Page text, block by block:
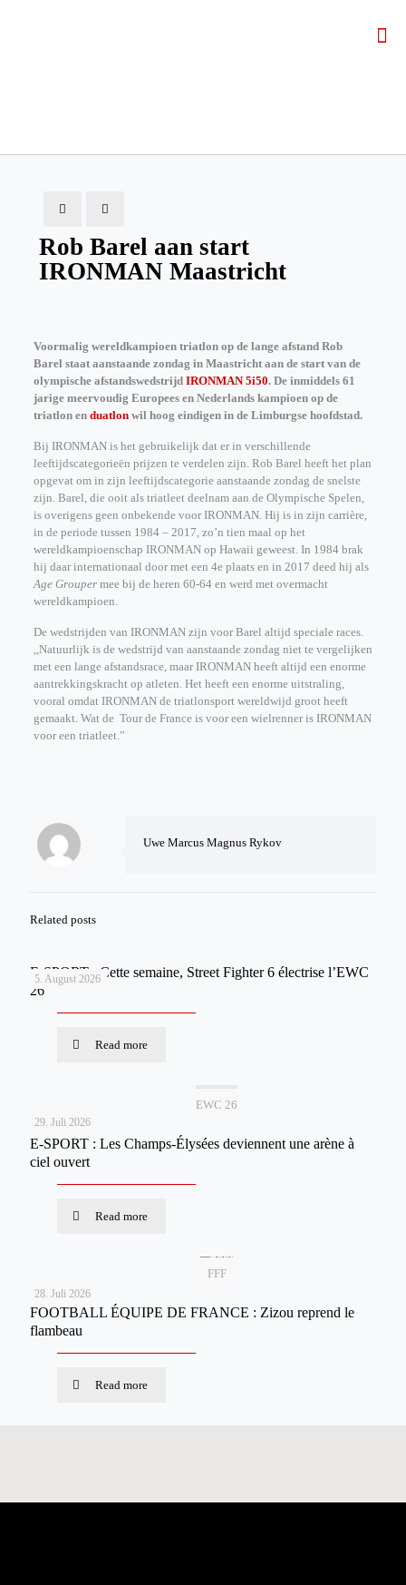
Rob Barel aan start
IRONMAN Maastricht
Voormalig wereldkampioen triatlon op de lange afstand Rob
Barel staat aanstaande zondag in Maastricht aan de start van de
olympische afstandswedstrijd IRONMAN 5i50. De inmiddels 61
jarige meervoudig Europees en Nederlands kampioen op de
triatlon en duatlonwil hoog eindigen in de Limburgse hoofdstad.
Bij IRONMAN is het gebruikelijk dat er in verschillende
leeftijdscategorieën prijzen te verdelen zijn. Rob Barel heeft het plan
opgevat om in zijn leeftijdscategorie aanstaande zondag de snelste
zijn. Barel, die ooit als triatleet deelnam aan de Olympische Spelen,
is overigens geen onbekende voor IRONMAN. Hij is in zijn carrière,
in de periode tussen 1984 – 2017, zo’n tien maal op het
wereldkampioenschap IRONMAN op Hawaii geweest. In 1984 brak
hij daar internationaal door met een 4e plaats en in 2017 deed hij als
Age Groupermee bij de heren 60-64 en werd met overmacht
wereldkampioen.
De wedstrijden van IRONMAN zijn voor Barel altijd speciale races.
,,Natuurlijk is de wedstrijd van aanstaande zondag niet te vergelijken
met een lange afstandsrace, maar IRONMAN heeft altijd een enorme
aantrekkingskracht op atleten. Het heeft een enorme uitstraling,
vooral omdat IRONMAN de triatlonsport wereldwijd groot heeft
gemaakt. Wat de Tour de France is voor een wielrenner is IRONMAN
voor een triatleet.”
Uwe Marcus Magnus Rykov
Related posts
5. August 2026
E-SPORT : Cette semaine, Street Fighter 6 électrise l’EWC
26
Read more
EWC 26
29. Juli 2026
E-SPORT : Les Champs-Élysées deviennent une arène à
ciel ouvert
Read more
FFF
28. Juli 2026
FOOTBALL ÉQUIPE DE FRANCE : Zizou reprend le
flambeau
Read more